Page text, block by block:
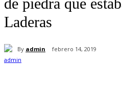
Laderas
By admin febrero 14, 2019